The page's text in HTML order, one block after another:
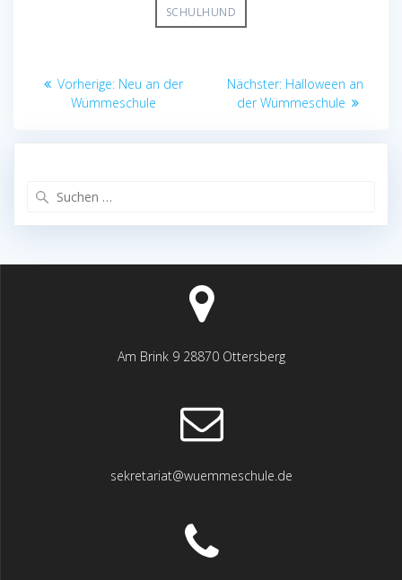
SCHULHUND
Beitragsnavigation
Vorherige: Vorheriger
Beitrag:
Neu an der
Wümmeschule
Nächster: Nächster
Beitrag:
Halloween an
der Wümmeschule
Am Brink 9 28870 Ottersberg
sekretariat@wuemmeschule.de